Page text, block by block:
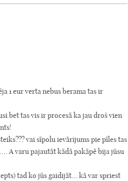
1 eur verta nebus berama tas ir
bet tas vis ir procesā ka jau droš vien
vai sīpolu ievārijums pie pīles tas
A varu pajautāt kādā pakāpē bija jūsu
tad ko jūs gaidijāt... kā var spriest